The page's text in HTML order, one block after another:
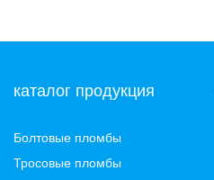
каталог продукция
Болтовые пломбы
Тросовые пломбы